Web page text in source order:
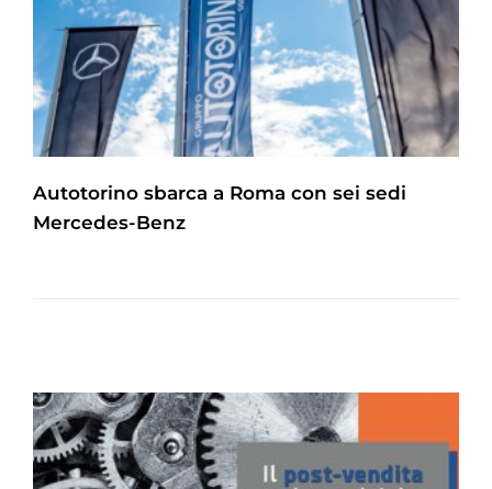
Autotorino sbarca a Roma con sei sedi
Mercedes-Benz